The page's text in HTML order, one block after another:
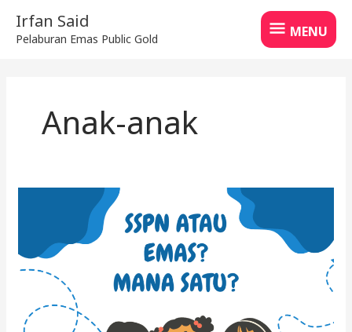
content
Irfan Said
Pelaburan Emas Public Gold
MENU
MENU
Anak-anak
Mana
Satu
Untung?